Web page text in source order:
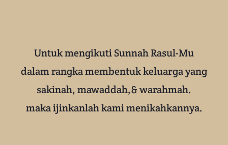
Untuk mengikuti Sunnah Rasul-Mu
dalam rangka membentuk keluarga yang
sakinah, mawaddah,& warahmah.
maka ijinkanlah kami menikahkannya.